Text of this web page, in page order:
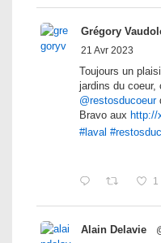
Grégory
21 Avr 2023
Toujours un
jardins du coeur,
@restosducoeur
Bravo aux http://
#laval
1
Alain Delavie